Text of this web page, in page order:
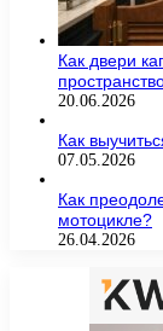
Как двери
20.06.2026
Как
07.05.2026
Как
мотоцикле?
26.04.2026